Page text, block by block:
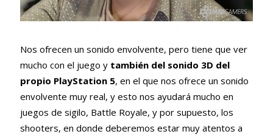
Nos ofrecen un sonido envolvente, pero tiene que ver
mucho con el juego y también del sonido 3D del
propio PlayStation 5, en el que nos ofrece un sonido
envolvente muy real, y esto nos ayudará mucho en
juegos de sigilo, Battle Royale, y por supuesto, los
shooters, en donde deberemos estar muy atentos a